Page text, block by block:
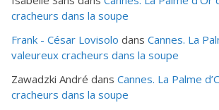
cracheurs dans la soupe
Frank - César Lovisolo dans Cannes. La
valeureux cracheurs dans la soupe
Zawadzki André dans Cannes. La Palme
cracheurs dans la soupe